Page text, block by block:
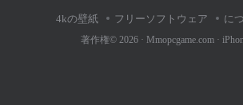
4kの壁紙 フリーソフトウェア に
著作権© 2026 · Mmopcgame.com ·